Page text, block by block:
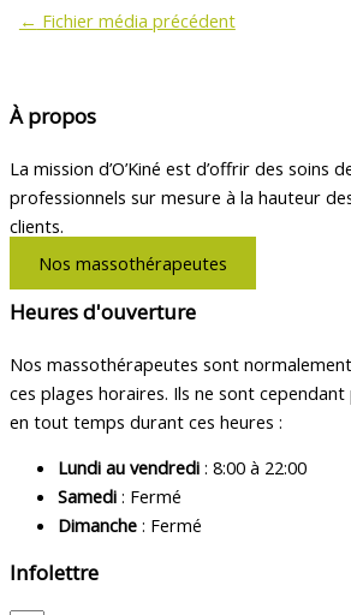
← Fichier média précédent
À propos
La mission d’O’Kiné est d’offrir des soins
professionnels sur mesure à la hauteur
clients.
Nos massothérapeutes
Heures d'ouverture
Nos massothérapeutes sont
ces plages horaires. Ils ne sont
en tout temps durant ces heures :
Lundi au vendredi : 8:00 à 22:00
Samedi : Fermé
Dimanche : Fermé
Infolettre